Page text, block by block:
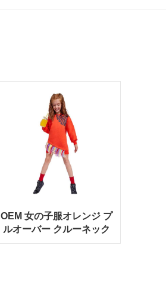
OEM 女の子服オレンジ プ
ルオーバー クルーネック
スウェットシャツ ドレス